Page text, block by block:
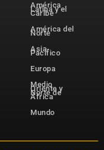
América
Latina y el
Caribe
América del
Norte
Asia-
Pacífico
Europa
Medio
Oriente y
Norte de
África
Mundo